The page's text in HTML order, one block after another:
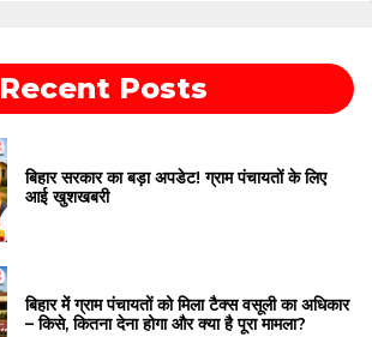
Recent Posts
बिहार सरकार का बड़ा अपडेट! ग्राम पंचायतों के लिए
आई खुशखबरी
बिहार में ग्राम पंचायतों को मिला टैक्स वसूली का अधिकार
– किसे, कितना देना होगा और क्या है पूरा मामला?